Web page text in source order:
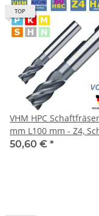
TOP
VHM HPC Schaftfräser 10
mm L100 mm - Z4,
HB, Drallwinkel 35/38°
50,60 € *